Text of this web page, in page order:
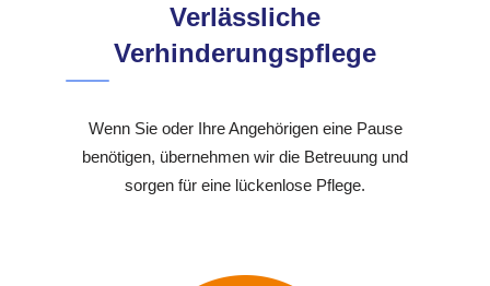
Verlässliche
Verhinderungspflege
Wenn Sie oder Ihre Angehörigen eine Pause
benötigen, übernehmen wir die Betreuung und
sorgen für eine lückenlose Pflege.